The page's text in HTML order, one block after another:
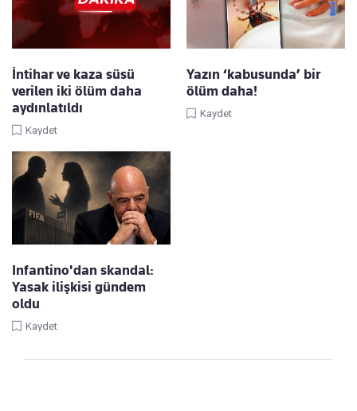
İntihar ve kaza süsü
verilen iki ölüm daha
aydınlatıldı
Kaydet
Yazın ‘kabusunda’ bir
ölüm daha!
Kaydet
Infantino'dan skandal:
Yasak ilişkisi gündem
oldu
Kaydet